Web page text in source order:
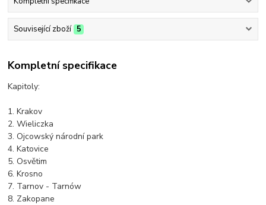
Související zboží 5
Kompletní specifikace
Kapitoly:
1. Krakov
2. Wieliczka
3. Ojcowský národní park
4. Katovice
5. Osvětim
6. Krosno
7. Tarnov - Tarnów
8. Zakopane